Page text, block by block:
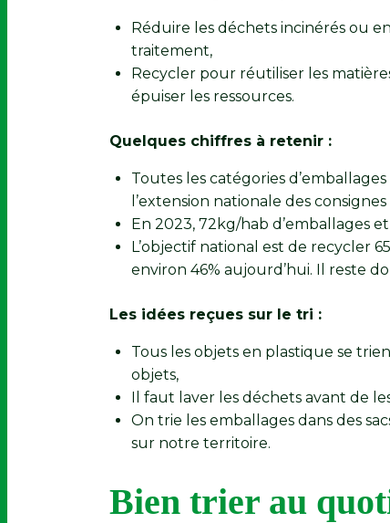
Réduire les déchets incinérés ou
traitement,
Recycler pour réutiliser les
épuiser les ressources.
Quelques chiffres à retenir :
Toutes les catégories
l’extension nationale des
En 2023, 72kg/hab d’emballages
L’objectif national est de recycler
environ 46% aujourd’hui. Il reste
Les idées reçues sur le tri :
Tous les objets en plastique se
objets,
Il faut laver les déchets avant de
On trie les emballages dans des
sur notre territoire.
Bien trier au